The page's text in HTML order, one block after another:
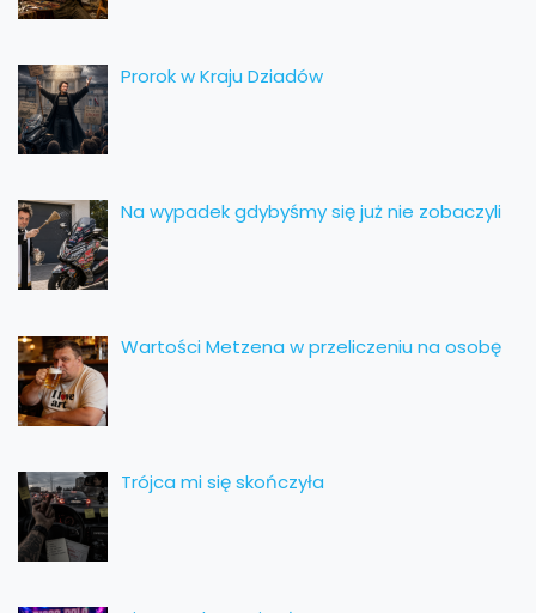
Prorok w Kraju Dziadów
Na wypadek gdybyśmy się już nie zobaczyli
Wartości Metzena w przeliczeniu na osobę
Trójca mi się skończyła